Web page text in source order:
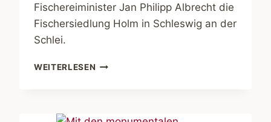
Fischereiminister Jan Philipp Albrecht die
Fischersiedlung Holm in Schleswig an der
Schlei.
WEITERLESEN JAN